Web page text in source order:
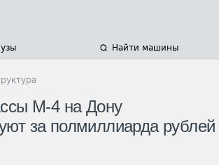
Найти машины
М-4 на Дону
за полмиллиарда рублей